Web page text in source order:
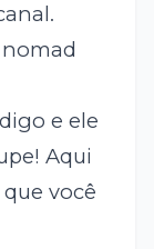
e ele
Aqui
você